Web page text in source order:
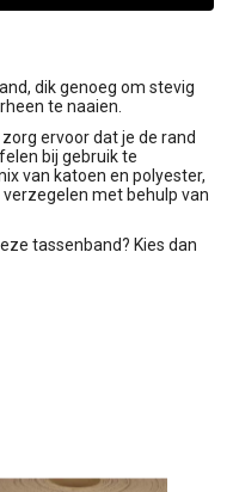
dik genoeg om stevig
te naaien.
ervoor dat je de rand
bij gebruik te
van katoen en polyester,
met behulp van
tassenband? Kies dan